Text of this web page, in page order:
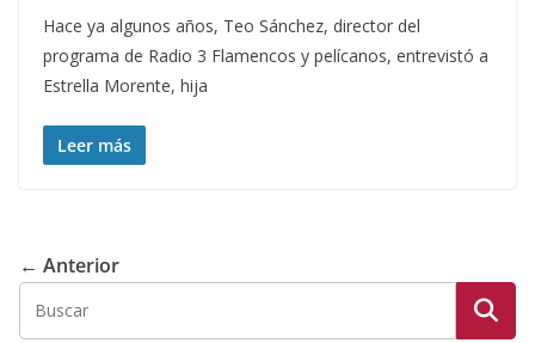
Hace ya algunos años, Teo Sánchez, director del
programa de Radio 3 Flamencos y pelícanos, entrevistó a
Estrella Morente, hija
Leer más
← Anterior